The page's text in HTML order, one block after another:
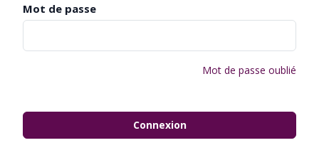
Mot de passe
Mot de passe oublié
Connexion